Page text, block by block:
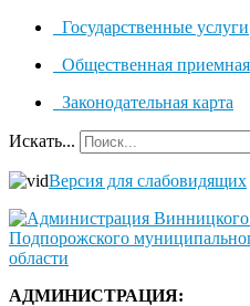
Государственные услуги
Общественная приемная
Законодательная карта
Искать...
Версия для слабовидящих
АДМИНИСТРАЦИЯ: